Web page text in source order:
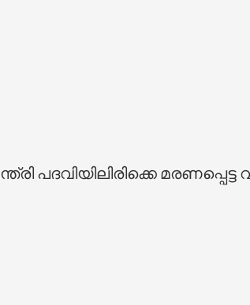
പദവിയിലിരിക്കെ